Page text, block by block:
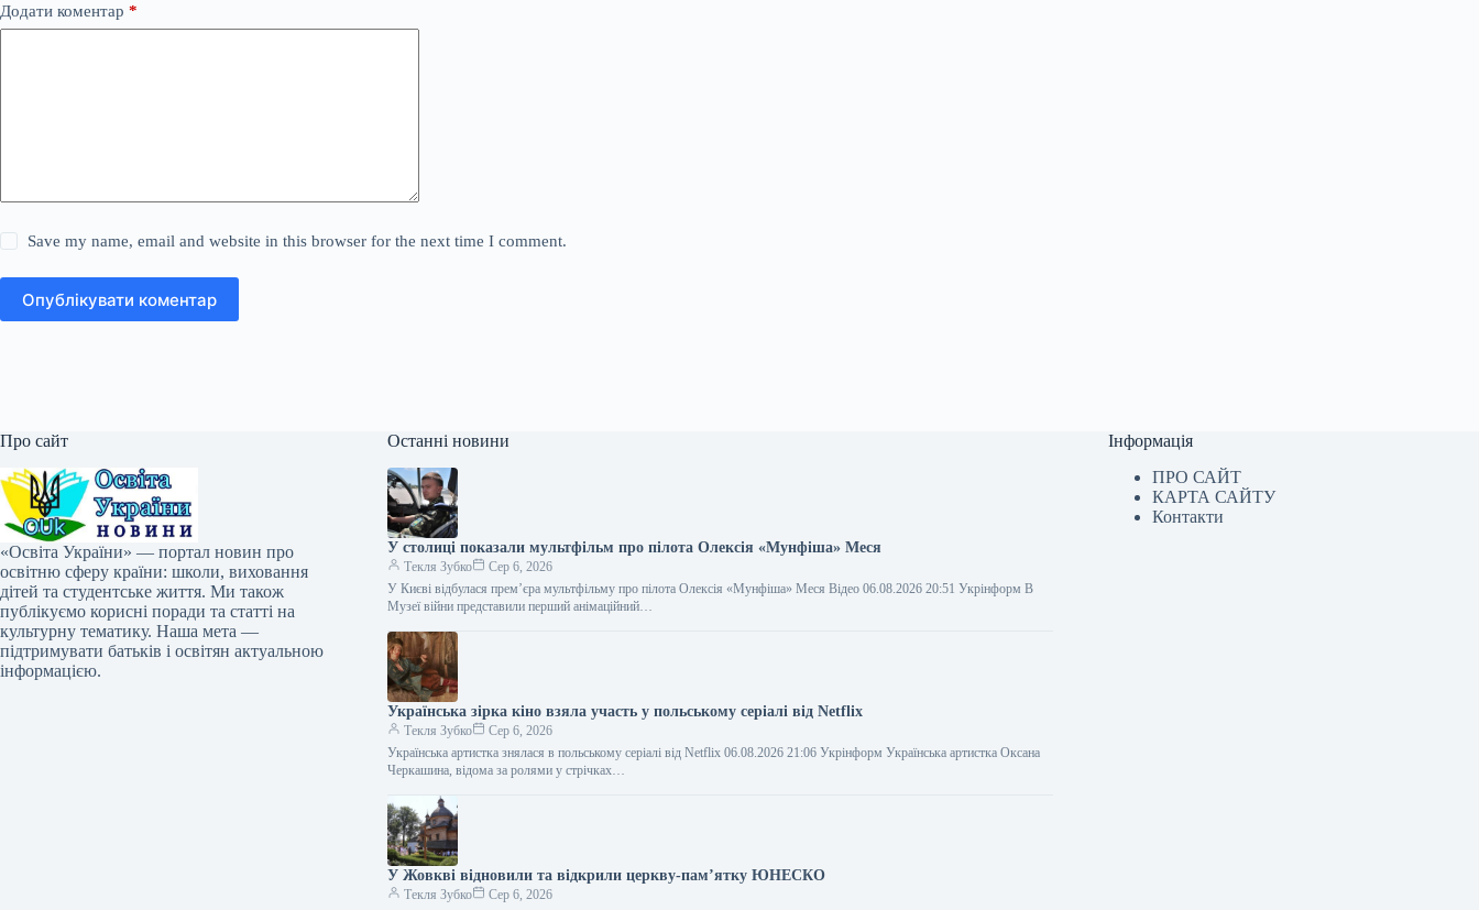
Додати коментар *
Save my name, email and website in this browser for the next time I comment.
Опублікувати коментар
Про сайт
«Освіта України» — портал новин про
освітню сферу країни: школи, виховання
дітей та студентське життя. Ми також
публікуємо корисні поради та статті на
культурну тематику. Наша мета —
підтримувати батьків і освітян актуальною
інформацією.
Останні новини
У столиці показали мультфільм про пілота Олексія «Мунфіша» Меся
Текля Зубко
Сер 6, 2026
У Києві відбулася прем’єра мультфільму про пілота Олексія «Мунфіша» Меся Відео 06.08.2026 20:51 Укрінформ В
Музеї війни представили перший анімаційний…
Українська зірка кіно взяла участь у польському серіалі від Netflix
Текля Зубко
Сер 6, 2026
Українська артистка знялася в польському серіалі від Netflix 06.08.2026 21:06 Укрінформ Українська артистка Оксана
Черкашина, відома за ролями у стрічках…
У Жовкві відновили та відкрили церкву-пам’ятку ЮНЕСКО
Текля Зубко
Сер 6, 2026
Інформація
ПРО САЙТ
КАРТА САЙТУ
Контакти